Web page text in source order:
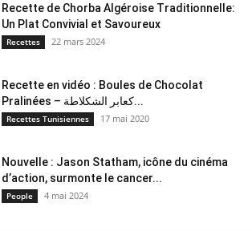
Recette de Chorba Algéroise Traditionnelle:
Un Plat Convivial et Savoureux
Recettes 22 mars 2024
Recette en vidéo : Boules de Chocolat
Pralinées – كعابر الشكلاطة...
Recettes Tunisiennes 17 mai 2020
Nouvelle : Jason Statham, icône du cinéma
d’action, surmonte le cancer...
People 4 mai 2024